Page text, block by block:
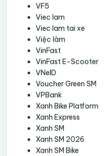
VF5
Viec lam
Viec lam tai xe
Việc làm
VinFast
VinFast E-Scooter
VNeID
Voucher Green SM
VPBank
Xanh Bike Platform
Xanh Express
Xanh SM
Xanh SM 2026
Xanh SM Bike